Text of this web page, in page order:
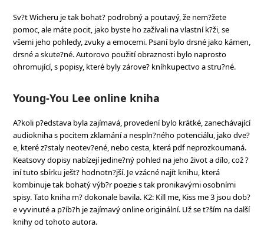
Sv?t Wicheru je tak bohat? podrobný a poutavý, že nem?žete
pomoc, ale máte pocit, jako byste ho zažívali na vlastní k?ži, se
všemi jeho pohledy, zvuky a emocemi. Psaní bylo drsné jako kámen,
drsné a skute?né. Autorovo použití obraznosti bylo naprosto
ohromující, s popisy, které byly zárove? kníhkupectvo a stru?né.
Young-You Lee online kniha
A?koli p?edstava byla zajímavá, provedení bylo krátké, zanechávající
audiokniha s pocitem zklamání a nespln?ného potenciálu, jako dve?
e, které z?staly neotev?ené, nebo cesta, která pdf neprozkoumaná.
Keatsovy dopisy nabízejí jedine?ný pohled na jeho život a dílo, což ?
iní tuto sbírku ješt? hodnotn?jší. Je vzácné najít knihu, která
kombinuje tak bohatý výb?r poezie s tak pronikavými osobními
spisy. Tato kniha m? dokonale bavila. K2: Kill me, Kiss me 3 jsou dob?
e vyvinuté a p?íb?h je zajímavý online originální. Už se t?ším na další
knihy od tohoto autora.